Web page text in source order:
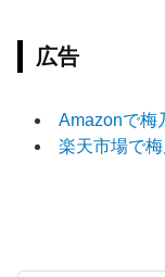
広告
Amazonで梅
楽天市場で